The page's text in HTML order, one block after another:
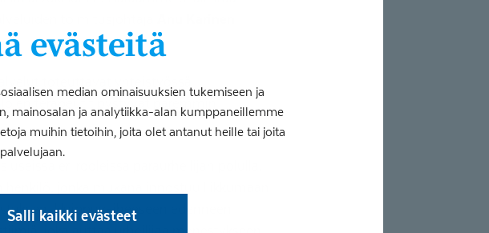
evästeitä
median ominaisuuksien tukemiseen ja
mainosalan ja analytiikka-alan kumppaneillemme
muihin tietoihin, joita olet antanut heille tai joita
Salli kaikki evästeet
terapeutit pystyvät paremmin
Huippuvaiheeseen edenneen